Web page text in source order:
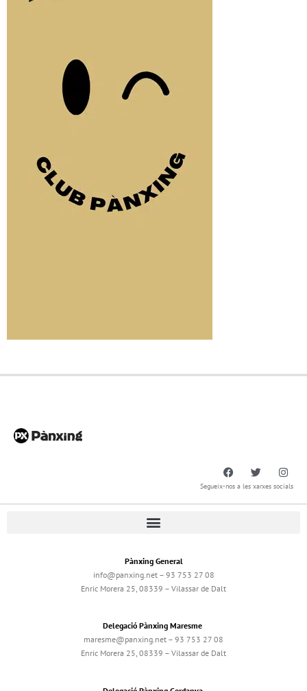
Segueix-nos a les xarxes socials
Pànxing General
info@panxing.net – 93 753 27 08
Enric Morera 25, 08339 – Vilassar de Dalt
Delegació Pànxing Maresme
maresme@panxing.net – 93 753 27 08
Enric Morera 25, 08339 – Vilassar de Dalt